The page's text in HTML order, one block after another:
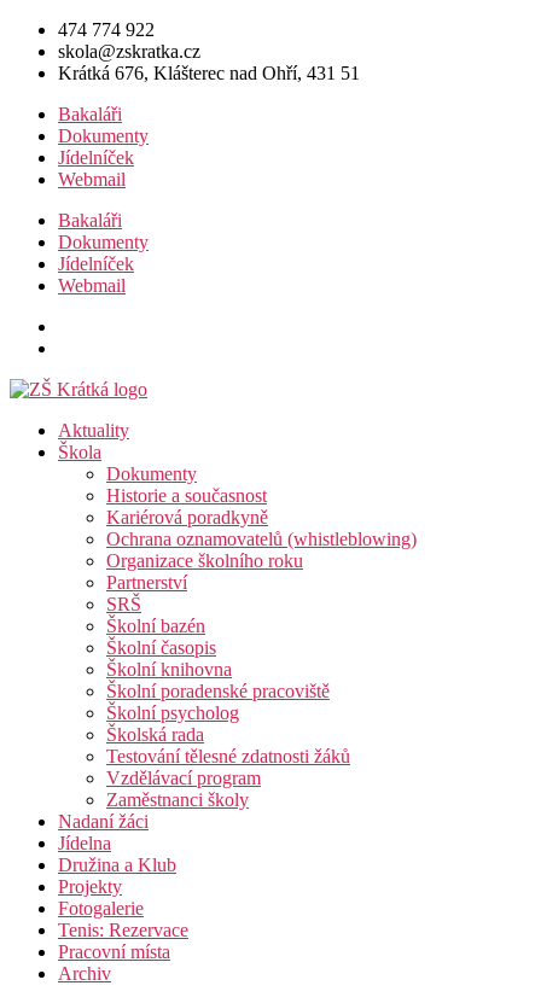
Přejít
obsahu
474 774 922
skola@zskratka.cz
Krátká 676, Klášterec nad Ohří, 431 51
Bakaláři
Dokumenty
Jídelníček
Webmail
Bakaláři
Dokumenty
Jídelníček
Webmail
Aktuality
Škola
Dokumenty
Historie a současnost
Kariérová poradkyně
Ochrana oznamovatelů (whistleblowing)
Organizace školního roku
Partnerství
SRŠ
Školní bazén
Školní časopis
Školní knihovna
Školní poradenské pracoviště
Školní psycholog
Školská rada
Testování tělesné zdatnosti žáků
Vzdělávací program
Zaměstnanci školy
Nadaní žáci
Jídelna
Družina a Klub
Projekty
Fotogalerie
Tenis: Rezervace
Pracovní místa
Archiv